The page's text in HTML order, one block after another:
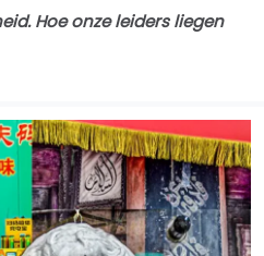
Hoe onze leiders liegen